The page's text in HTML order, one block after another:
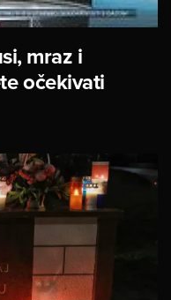
mraz i
očekivati